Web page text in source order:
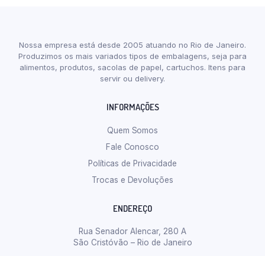
Nossa empresa está desde 2005 atuando no Rio de Janeiro.
Produzimos os mais variados tipos de embalagens, seja para
alimentos, produtos, sacolas de papel, cartuchos. Itens para
servir ou delivery.
INFORMAÇÕES
Quem Somos
Fale Conosco
Políticas de Privacidade
Trocas e Devoluções
ENDEREÇO
Rua Senador Alencar, 280 A
São Cristóvão – Rio de Janeiro